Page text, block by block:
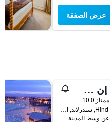
عرض الصفقة
بريميير إن س ندرلاند سيتي س جن رت
ممتاز 10.0
1 - 3 Hind Street, سندرلاند, المملكة المتحدة